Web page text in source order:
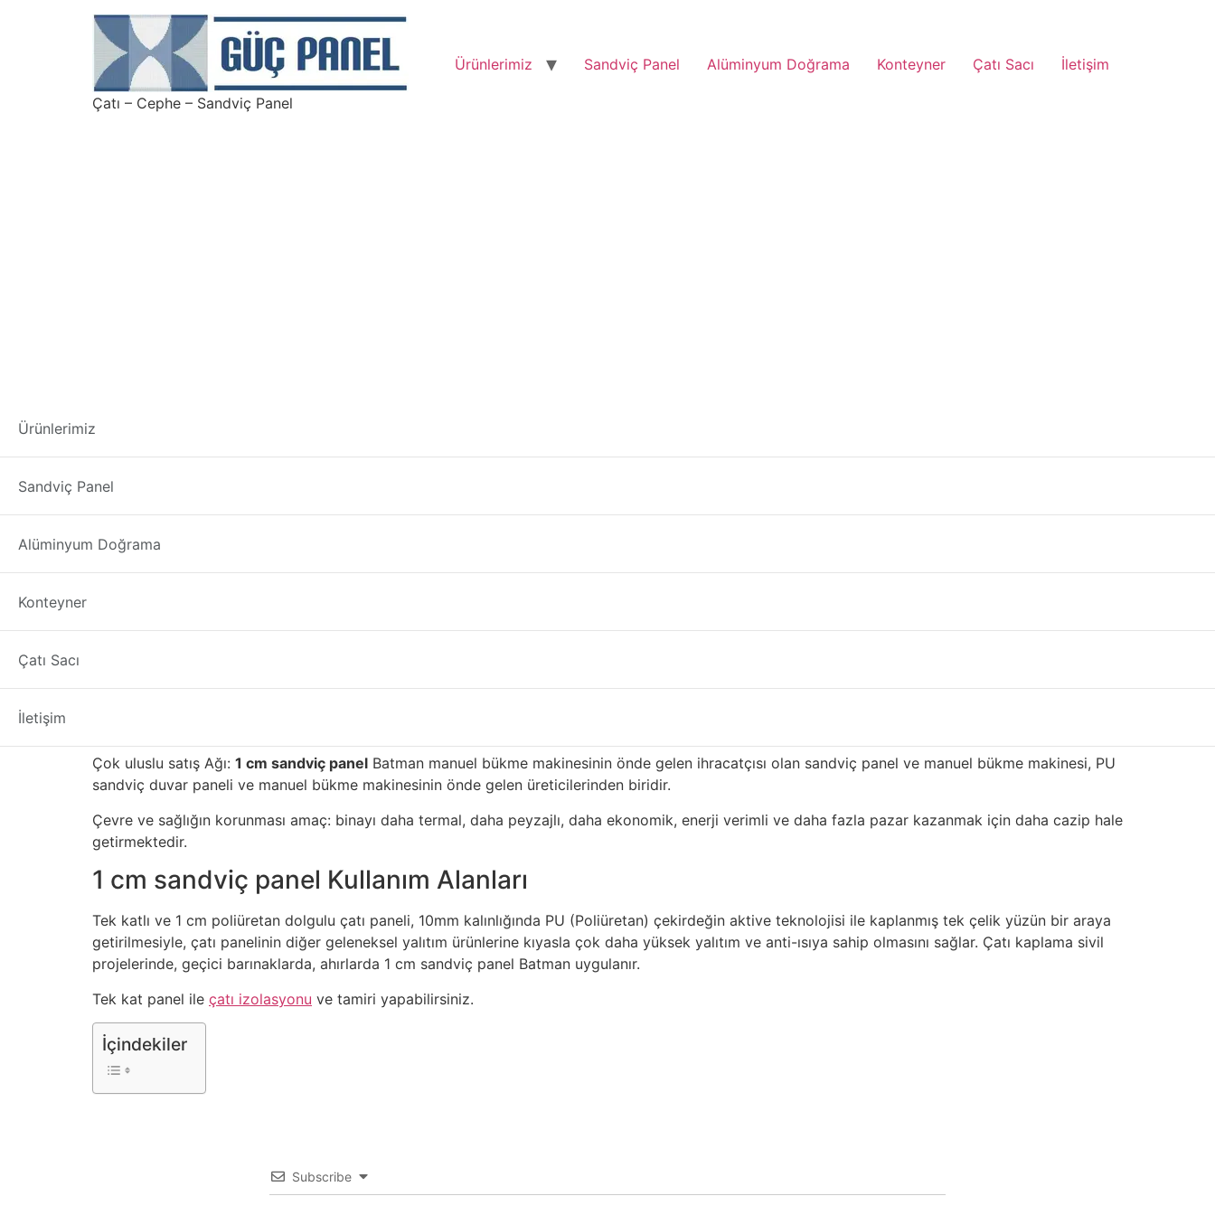
Çatı – Cephe – Sandviç Panel
Ürünlerimiz Sandviç Panel Alüminyum Doğrama Konteyner Çatı Sacı İletişim
Ürünlerimiz
Sandviç Panel
Alüminyum Doğrama
Konteyner
Çatı Sacı
İletişim
1 cm sandviç panel Batman
1. PU
sandviç panellerBatmanilimizde iyi satış sonrası hizmete sahiptir veBatmandistribütörlere uzun süredir tedarik edilmektedir.
1 cm sandviç panel Batman
1 cm sandviç panel seçmenin avantajları
kaliteli gelişmiş tuğla, taş, fayans, mozaik, ahşap desenli sandviç panel ve manuel bükme makinesi ve hafif çelik kirişler 800.000 metrekare üretim
Çok uluslu satış Ağı: 1 cm sandviç panel Batman manuel bükme makinesinin önde gelen ihracatçısı olan sandviç panel ve manuel bükme makinesi, PU
sandviç duvar paneli ve manuel bükme makinesinin önde gelen üreticilerinden biridir.
Çevre ve sağlığın korunması amaç: binayı daha termal, daha peyzajlı, daha ekonomik, enerji verimli ve daha fazla pazar kazanmak için daha cazip hale
getirmektedir.
1 cm sandviç panel Kullanım Alanları
Tek katlı ve 1 cm poliüretan dolgulu çatı paneli, 10mm kalınlığında PU (Poliüretan) çekirdeğin aktive teknolojisi ile kaplanmış tek çelik yüzün bir araya
getirilmesiyle, çatı panelinin diğer geleneksel yalıtım ürünlerine kıyasla çok daha yüksek yalıtım ve anti-ısıya sahip olmasını sağlar. Çatı kaplama sivil
projelerinde, geçici barınaklarda, ahırlarda 1 cm sandviç panel Batman uygulanır.
Tek kat panel ile çatı izolasyonu ve tamiri yapabilirsiniz.
İçindekiler
Subscribe